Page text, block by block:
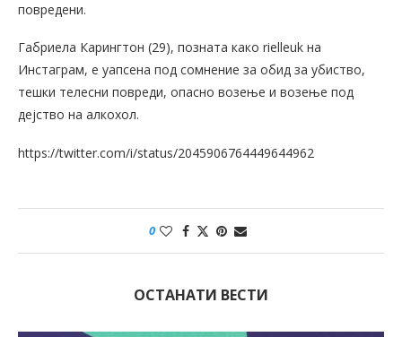
повредени.
Габриела Карингтон (29), позната како rielleuk на
Инстаграм, е уапсена под сомнение за обид за убиство,
тешки телесни повреди, опасно возење и возење под
дејство на алкохол.
https://twitter.com/i/status/2045906764449644962
0
ОСТАНАТИ ВЕСТИ